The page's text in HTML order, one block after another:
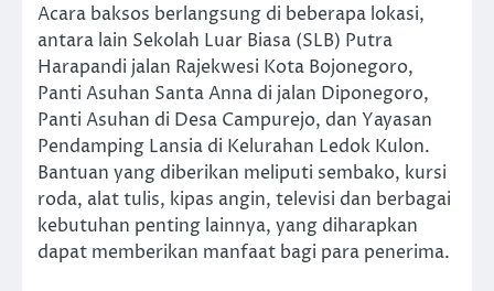
Acara baksos berlangsung di beberapa lokasi,
antara lain Sekolah Luar Biasa (SLB) Putra
Harapandi jalan Rajekwesi Kota Bojonegoro,
Panti Asuhan Santa Anna di jalan Diponegoro,
Panti Asuhan di Desa Campurejo, dan Yayasan
Pendamping Lansia di Kelurahan Ledok Kulon.
Bantuan yang diberikan meliputi sembako, kursi
roda, alat tulis, kipas angin, televisi dan berbagai
kebutuhan penting lainnya, yang diharapkan
dapat memberikan manfaat bagi para penerima.